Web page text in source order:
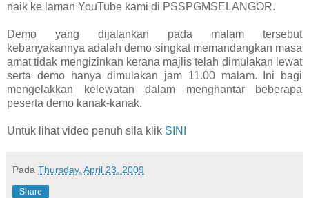
naik ke laman YouTube kami di PSSPGMSELANGOR.
Demo yang dijalankan pada malam tersebut
kebanyakannya adalah demo singkat memandangkan masa
amat tidak mengizinkan kerana majlis telah dimulakan lewat
serta demo hanya dimulakan jam 11.00 malam. Ini bagi
mengelakkan kelewatan dalam menghantar beberapa
peserta demo kanak-kanak.
Untuk lihat video penuh sila klik SINI
Pada Thursday, April 23, 2009
Share